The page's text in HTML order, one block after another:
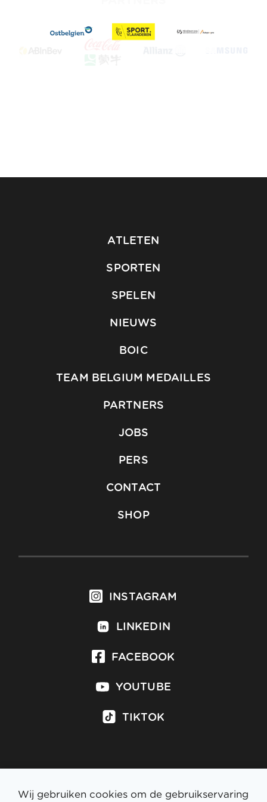
ATLETEN
SPORTEN
SPELEN
NIEUWS
BOIC
TEAM BELGIUM MEDAILLES
PARTNERS
JOBS
PERS
CONTACT
SHOP
INSTAGRAM
LINKEDIN
FACEBOOK
YOUTUBE
TIKTOK
Inschrijven op nieuwsbrief
Wij gebruiken cookies om de gebruikservaring